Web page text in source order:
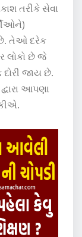
તરીકે સેવા
છે. તેઓ દરેક
લોકો છે જે
જાય છે.
આપણા